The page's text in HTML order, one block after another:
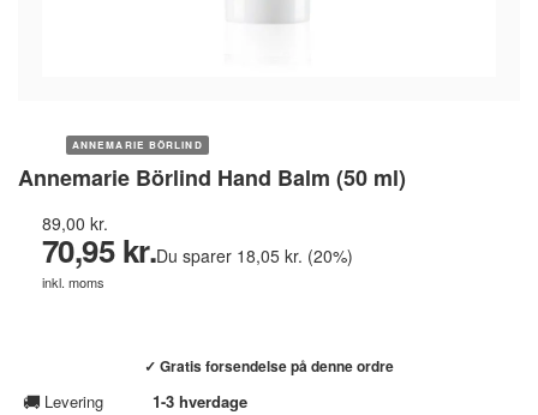
ANNEMARIE BÖRLIND
Annemarie Börlind Hand Balm (50 ml)
89,00 kr.
70,95 kr.Du sparer 18,05 kr. (20%)
inkl. moms
✓ Gratis forsendelse på denne ordre
🚚 Levering 1-3 hverdage